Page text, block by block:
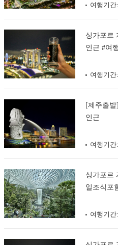
여행기간:
싱가포르
인근 #여
여행기간:
[제주출
인근
여행기간:
싱가포르
일조식포
여행기간: